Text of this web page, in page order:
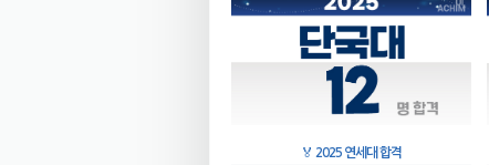
🏅 2025 연세대 합격